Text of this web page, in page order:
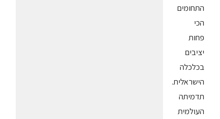
התחומים
הכי
פחות
יציבים
בכלכלה
הישראלית.
תדמיתה
העולמית